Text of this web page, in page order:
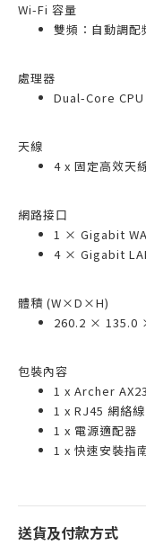
Wi-Fi 容量
雙頻：自動調配
處理器
Dual-Core CPU
天線
4 x 固定高效天
網路接口
1 × Gigabit
4 × Gigabit
體積 (W×D×H)
260.2 × 135.0
包裝內容
1 x Archer AX23
1 x RJ45 網絡線
1 x 電源適配器
1 x 快速安裝指
送貨及付款方式